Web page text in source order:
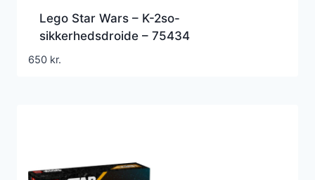
Lego Star Wars – K-2so-
sikkerhedsdroide – 75434
650 kr.